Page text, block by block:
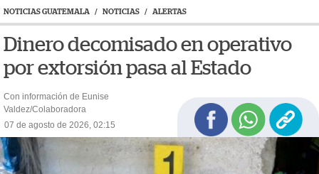
NOTICIAS GUATEMALA / NOTICIAS / ALERTAS
Dinero decomisado en operativo
por extorsión pasa al Estado
Con información de Eunise
Valdez/Colaboradora
07 de agosto de 2026, 02:15